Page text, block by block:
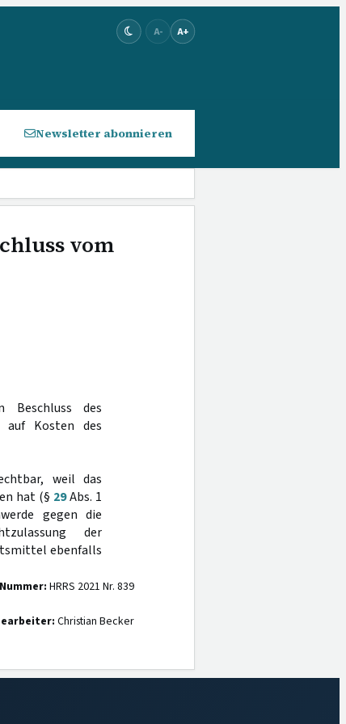
A- A+
Newsletter abonnieren
vom
Beschluss des
auf Kosten des
weil das
hat (§ 29Abs. 1
gegen die
der
ebenfalls
HRRS 2021 Nr. 839
Christian Becker